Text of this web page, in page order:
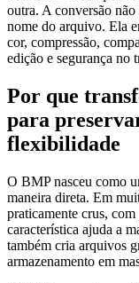
outra. A conversão
nome do arquivo. Ela
cor, compressão,
edição e segurança no
Por que
para
flexibilidade
O BMP nasceu como
maneira direta. Em
praticamente crus,
característica ajuda a
também cria arquivos
armazenamento em